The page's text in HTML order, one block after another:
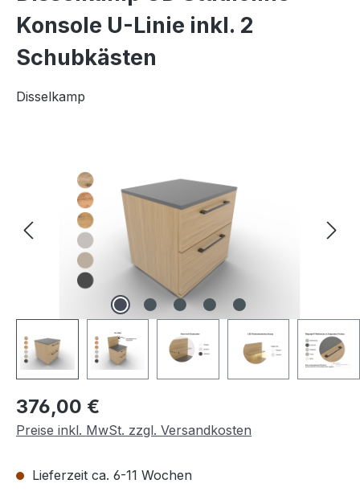
Konsole U-Linie inkl. 2
Schubkästen
Disselkamp
Regulärer Preis:
376,00 €
Preise inkl. MwSt. zzgl. Versandkosten
Lieferzeit ca. 6-11 Wochen